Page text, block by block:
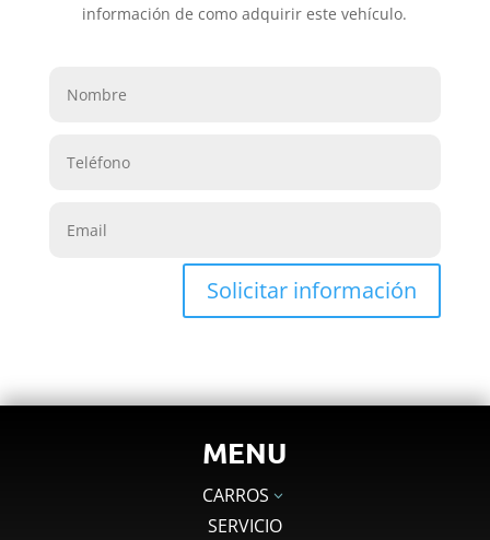
información de como adquirir este vehículo.
Solicitar información
MENU
CARROS 3
SERVICIO